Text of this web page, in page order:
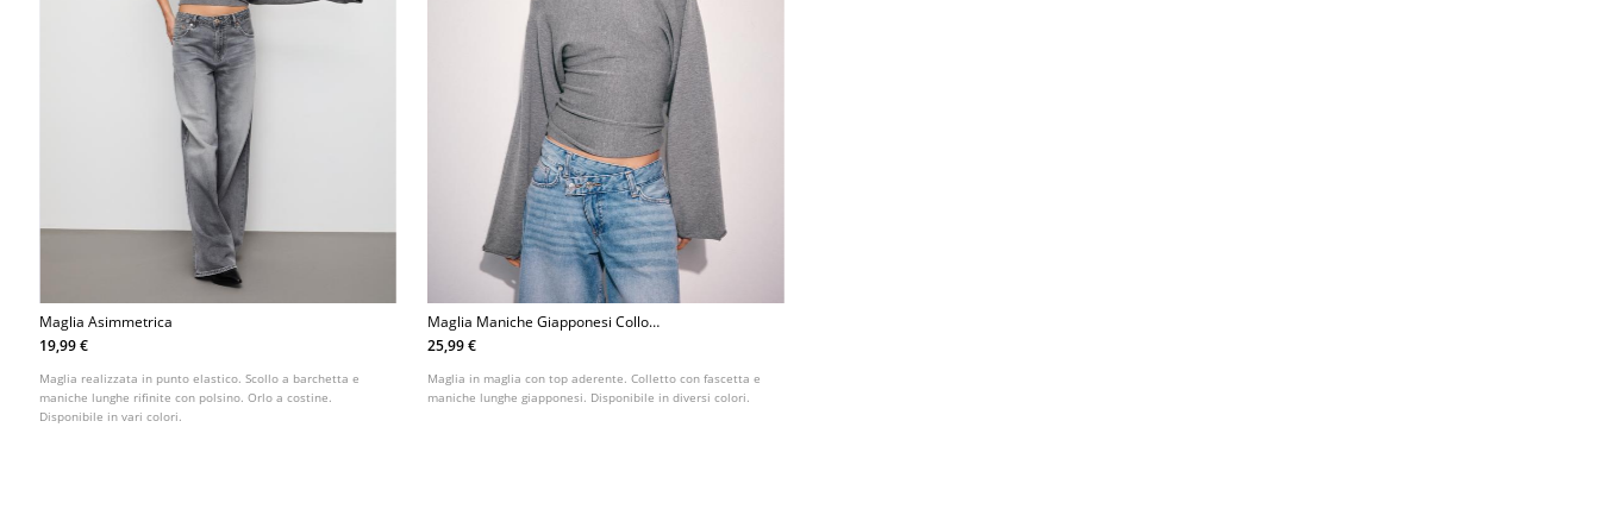
Maglia Asimmetrica
19,99 €
Maglia realizzata in punto elastico. Scollo a barchetta e
maniche lunghe rifinite con polsino. Orlo a costine.
Disponibile in vari colori.
Maglia Maniche Giapponesi Collo
Con Fascetta
25,99 €
Maglia in maglia con top aderente. Colletto con fascetta e
maniche lunghe giapponesi. Disponibile in diversi colori.